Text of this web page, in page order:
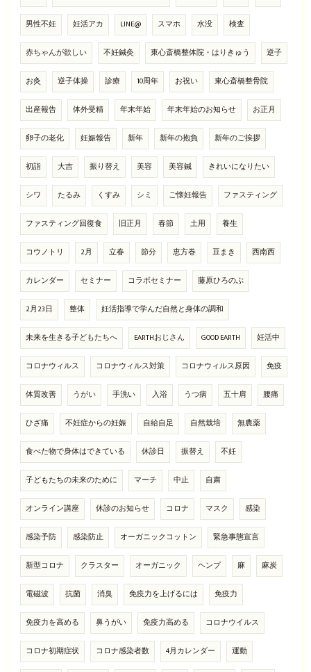
男性不妊 妊活アカ LINE@ スマホ 水没 検査
赤ちゃんが欲しい 不妊鍼灸 東心斎橋整体院・はりきゅう 逆子
お灸 逆子体操 診療 10周年 お祝い 東心斎橋整骨院
出産報告 体外受精 年末年始 年末年始のお知らせ お正月
卵子の老化 妊娠報告 新年 新年の抱負 新年のご挨拶
初詣 大吉 振り替え 美容 美容鍼 きれいになりたい
シワ たるみ くすみ シミ ご懐妊報告 ファスティング
ファスティング回復食 旧正月 春節 土用 養生
コウノトリ 2月 立春 節分 恵方巻 豆まき 西南西
カレンダー セミナー コラボセミナー 藤原ひろのぶ
2月23日 整体 妊活指導で学んだ自然と身体の調和
未来を生きる子どもたちへ EARTHおじさん GOOD EARTH 妊活中
コロナウィルス コロナウィルス対策 コロナウィルス原因 免疫
体質改善 うがい 手洗い 入浴 うつ病 五十肩 腰痛
ひざ痛 不妊症からの妊娠 自給自足 自然栽培 無農薬
食べた物で身体はできている 休診日 振替え 不妊
子どもたちの未来のために マーチ 中止 自粛
オンライン講座 休診のお知らせ コロナ マスク 感染
感染予防 感染防止 オーガニックコットン 緊急事態宣言
新型コロナ クラスター オーガニック ヘンプ 麻 麻炭
電磁波 抗菌 消臭 免疫力を上げるには 免疫力
免疫力を高める 鼻うがい 免疫力高める コロナウイルス
コロナ初期症状 コロナ感染者数 4月カレンダー 運動